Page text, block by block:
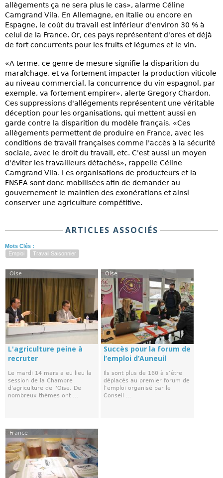
allègements ça ne sera plus le cas», alarme Céline
Camgrand Vila. En Allemagne, en Italie ou encore en
Espagne, le coût du travail est inférieur d'environ 30 % à
celui de la France. Or, ces pays représentent d'ores et déjà
de fort concurrents pour les fruits et légumes et le vin.
«A terme, ce genre de mesure signifie la disparition du
maraîchage, et va fortement impacter la production viticole
au niveau commercial, la concurrence du vin espagnol, par
exemple, va fortement empirer», alerte Gregory Chardon.
Ces suppressions d'allégements représentent une véritable
déception pour les organisations, qui mettent aussi en
garde contre la disparition du modèle français. «Ces
allègements permettent de produire en France, avec les
conditions de travail françaises comme l'accès à la sécurité
sociale, avec le droit du travail, etc. C'est aussi un moyen
d'éviter les travailleurs détachés», rappelle Céline
Camgrand Vila. Les organisations de producteurs et la
FNSEA sont donc mobilisées afin de demander au
gouvernement le maintien des exonérations et ainsi
conserver une agriculture compétitive.
ARTICLES ASSOCIÉS
Mots Clés :
Emploi
Travail Saisonnier
Oise
L'agriculture peine à
recruter
Le mardi 14 mars a eu lieu la
session de la Chambre
d'agriculture de l'Oise. De
nombreux thèmes ont ...
Oise
Succès pour la forum de
l’emploi d’Auneuil
Ils sont plus de 160 à s’être
déplacés au premier forum de
l’emploi organisé par le
Conseil ...
France